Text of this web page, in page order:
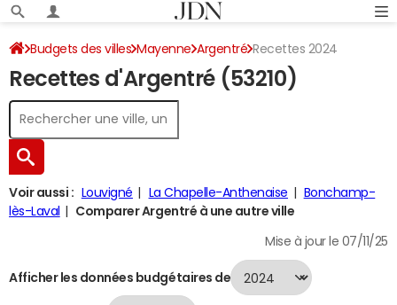
Budgets des villes Mayenne Argentré Recettes 2024
Recettes d'Argentré (53210)
Voir aussi : Louvigné La Chapelle-Anthenaise
Bonchamp-
lès-Laval
Comparer Argentré à une autre ville
Mise à jour le 07/11/25
Afficher les données budgétaires de